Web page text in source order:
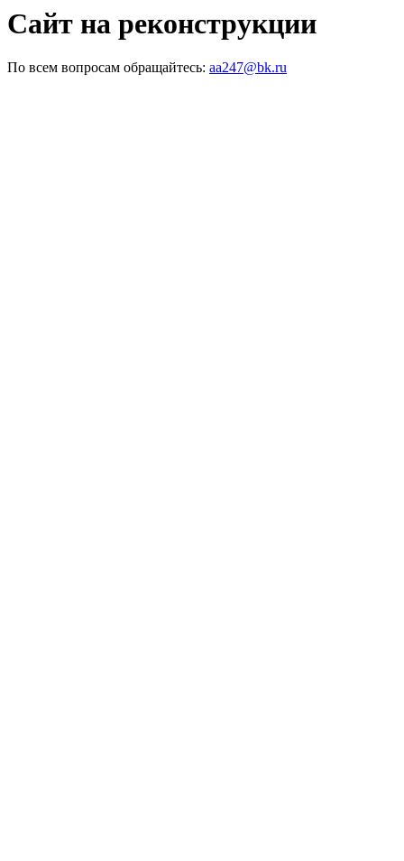
Сайт на реконструкции
По всем вопросам обращайтесь: aa247@bk.ru